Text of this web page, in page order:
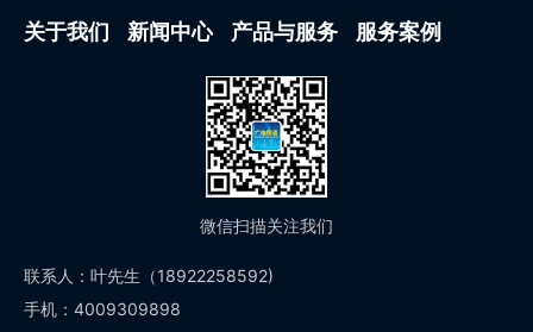
关于我们 新闻中心 产品与服务 服务案例
微信扫描关注我们
联系人：叶先生（18922258592)
手机：4009309898